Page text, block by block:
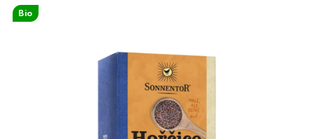
RELAX A REGENERACE
Bio